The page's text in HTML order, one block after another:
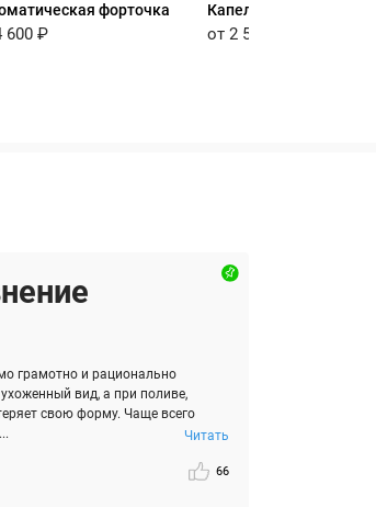
форточка
600 ₽
Капельный полив
от 2 500 ₽
грамотно и рационально
вид, а при поливе,
свою форму. Чаще всего
Читать
66